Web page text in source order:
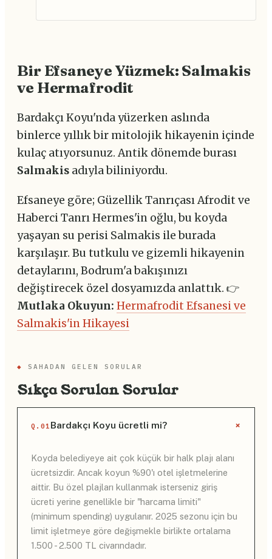
Bir Efsaneye Yüzmek: Salmakis
ve Hermafrodit
Bardakçı Koyu'nda yüzerken aslında
binlerce yıllık bir mitolojik hikayenin içinde
kulaç atıyorsunuz. Antik dönemde burası
Salmakis adıyla biliniyordu.
Efsaneye göre; Güzellik Tanrıçası Afrodit ve
Haberci Tanrı Hermes'in oğlu, bu koyda
yaşayan su perisi Salmakis ile burada
karşılaşır. Bu tutkulu ve gizemli hikayenin
detaylarını, Bodrum'a bakışınızı
değiştirecek özel dosyamızda anlattık. 👉
Mutlaka Okuyun: Hermafrodit Efsanesi ve
Salmakis'in Hikayesi
◆ SAHADAN GELEN SORULAR
Sıkça Sorulan Sorular
Q.01 Bardakçı Koyu ücretli mi? +
Koyda belediyeye ait çok küçük bir halk plajı alanı
ücretsizdir. Ancak koyun %90'ı otel işletmelerine
aittir. Bu özel plajları kullanmak isterseniz giriş
ücreti yerine genellikle bir "harcama limiti"
(minimum spending) uygulanır. 2025 sezonu için bu
limit işletmeye göre değişmekle birlikte ortalama
1.500 - 2.500 TL civarındadır.